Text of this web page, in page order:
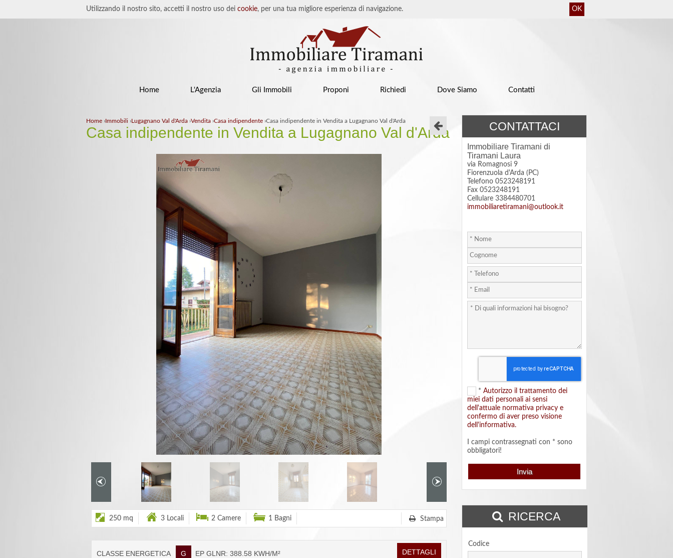
Utilizzando il nostro sito, accetti il nostro uso dei cookie, per una tua migliore esperienza di navigazione. OK
Home L'Agenzia Gli Immobili Proponi Richiedi Dove Siamo Contatti
Home ›Immobili ›Lugagnano Val d'Arda ›Vendita ›Casa indipendente ›Casa indipendente in Vendita a Lugagnano Val d'Arda
Casa indipendente in Vendita a Lugagnano Val d'Arda
250 mq 3 Locali 2 Camere 1 Bagni Stampa
CLASSE ENERGETICA G EP GLNR: 388.58 KWH/M² DETTAGLI
CONTATTACI
Immobiliare Tiramani di
Tiramani Laura
via Romagnosi 9
Fiorenzuola d'Arda (PC)
Telefono 0523248191
Fax 0523248191
Cellulare 3384480701
immobiliaretiramani@outlook.it
* Autorizzo il trattamento dei
miei dati personali ai sensi
dell'attuale normativa privacy e
confermo di aver preso visione
dell'informativa.
I campi contrassegnati con * sono
obbligatori!
RICERCA
Codice